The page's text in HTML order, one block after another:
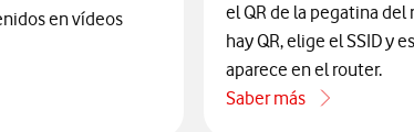
en vídeos
explicativos y tutoriales de Ayuda Vodafone
el QR de la pegatina del
hay QR, elige el SSID y
aparece en el router.
Saber más
acerca de Cómo